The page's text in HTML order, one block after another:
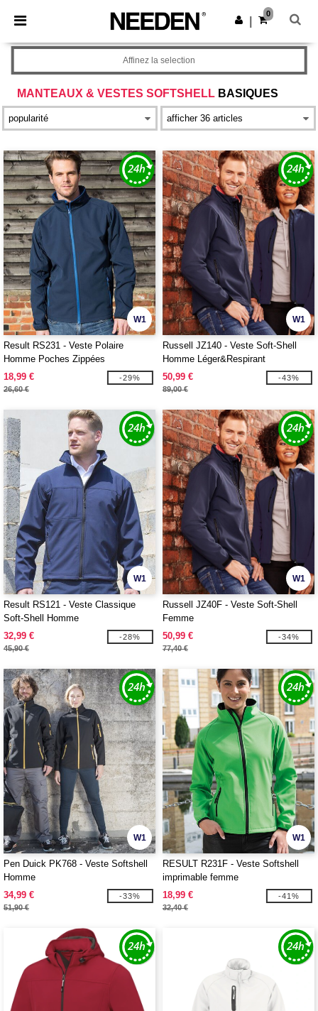
× Appli Needen
Meilleurs prix sur l’app !
Obtenir l'appli
0
MANTEAUX & VESTES SOFTSHELL BASIQUES
Affinez la selection
W1
Result RS231 - Veste Polaire
Homme Poches Zippées
18,99 €
26,60 €
-29%
W1
Russell JZ140 - Veste Soft-Shell
Homme Léger&Respirant
50,99 €
89,00 €
-43%
W1
Result RS121 - Veste Classique
Soft-Shell Homme
32,99 €
45,90 €
-28%
W1
Russell JZ40F - Veste Soft-Shell
Femme
50,99 €
77,40 €
-34%
W1
Pen Duick PK768 - Veste Softshell
Homme
34,99 €
51,90 €
-33%
W1
RESULT R231F - Veste Softshell
imprimable femme
18,99 €
32,40 €
-41%